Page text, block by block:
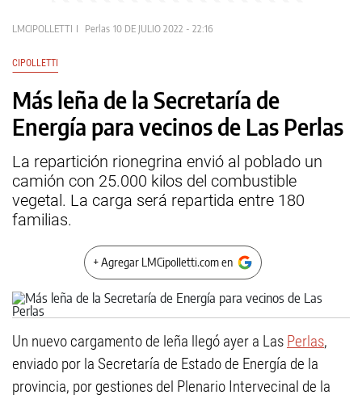
LMCIPOLLETTI Perlas 10 DE JULIO 2022 - 22:16
CIPOLLETTI
Más leña de la Secretaría de
Energía para vecinos de Las Perlas
La repartición rionegrina envió al poblado un
camión con 25.000 kilos del combustible
vegetal. La carga será repartida entre 180
familias.
+ Agregar LMCipolletti.com en
Un nuevo cargamento de leña llegó ayer a Las Perlas,
enviado por la Secretaría de Estado de Energía de la
provincia, por gestiones del Plenario Intervecinal de la